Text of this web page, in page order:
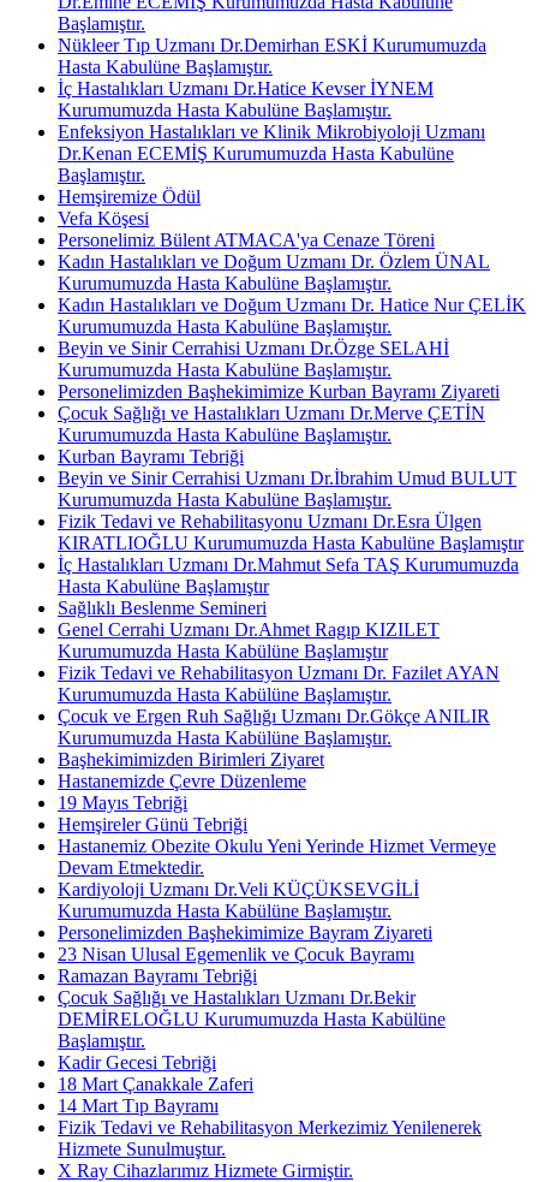
Başlamıştır.
Nükleer Tıp Uzmanı Dr.Demirhan ESKİ Kurumumuzda
Hasta Kabulüne Başlamıştır.
İç Hastalıkları Uzmanı Dr.Hatice Kevser İYNEM
Kurumumuzda Hasta Kabulüne Başlamıştır.
Enfeksiyon Hastalıkları ve Klinik Mikrobiyoloji Uzmanı
Dr.Kenan ECEMİŞ Kurumumuzda Hasta Kabulüne
Başlamıştır.
Hemşiremize Ödül
Vefa Köşesi
Personelimiz Bülent ATMACA'ya Cenaze Töreni
Kadın Hastalıkları ve Doğum Uzmanı Dr. Özlem ÜNAL
Kurumumuzda Hasta Kabulüne Başlamıştır.
Kadın Hastalıkları ve Doğum Uzmanı Dr. Hatice Nur ÇELİK
Kurumumuzda Hasta Kabulüne Başlamıştır.
Beyin ve Sinir Cerrahisi Uzmanı Dr.Özge SELAHİ
Kurumumuzda Hasta Kabulüne Başlamıştır.
Personelimizden Başhekimimize Kurban Bayramı Ziyareti
Çocuk Sağlığı ve Hastalıkları Uzmanı Dr.Merve ÇETİN
Kurumumuzda Hasta Kabulüne Başlamıştır.
Kurban Bayramı Tebriği
Beyin ve Sinir Cerrahisi Uzmanı Dr.İbrahim Umud BULUT
Kurumumuzda Hasta Kabulüne Başlamıştır.
Fizik Tedavi ve Rehabilitasyonu Uzmanı Dr.Esra Ülgen
KIRATLIOĞLU Kurumumuzda Hasta Kabulüne Başlamıştır
İç Hastalıkları Uzmanı Dr.Mahmut Sefa TAŞ Kurumumuzda
Hasta Kabulüne Başlamıştır
Sağlıklı Beslenme Semineri
Genel Cerrahi Uzmanı Dr.Ahmet Ragıp KIZILET
Kurumumuzda Hasta Kabülüne Başlamıştır
Fizik Tedavi ve Rehabilitasyon Uzmanı Dr. Fazilet AYAN
Kurumumuzda Hasta Kabülüne Başlamıştır.
Çocuk ve Ergen Ruh Sağlığı Uzmanı Dr.Gökçe ANILIR
Kurumumuzda Hasta Kabülüne Başlamıştır.
Başhekimimizden Birimleri Ziyaret
Hastanemizde Çevre Düzenleme
19 Mayıs Tebriği
Hemşireler Günü Tebriği
Hastanemiz Obezite Okulu Yeni Yerinde Hizmet Vermeye
Devam Etmektedir.
Kardiyoloji Uzmanı Dr.Veli KÜÇÜKSEVGİLİ
Kurumumuzda Hasta Kabülüne Başlamıştır.
Personelimizden Başhekimimize Bayram Ziyareti
23 Nisan Ulusal Egemenlik ve Çocuk Bayramı
Ramazan Bayramı Tebriği
Çocuk Sağlığı ve Hastalıkları Uzmanı Dr.Bekir
DEMİRELOĞLU Kurumumuzda Hasta Kabülüne
Başlamıştır.
Kadir Gecesi Tebriği
18 Mart Çanakkale Zaferi
14 Mart Tıp Bayramı
Fizik Tedavi ve Rehabilitasyon Merkezimiz Yenilenerek
Hizmete Sunulmuştur.
X Ray Cihazlarımız Hizmete Girmiştir.